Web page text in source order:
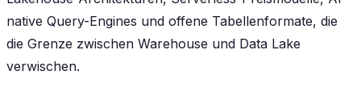
native Query-Engines und offene Tabellenformate, die
die Grenze zwischen Warehouse und Data Lake
verwischen.